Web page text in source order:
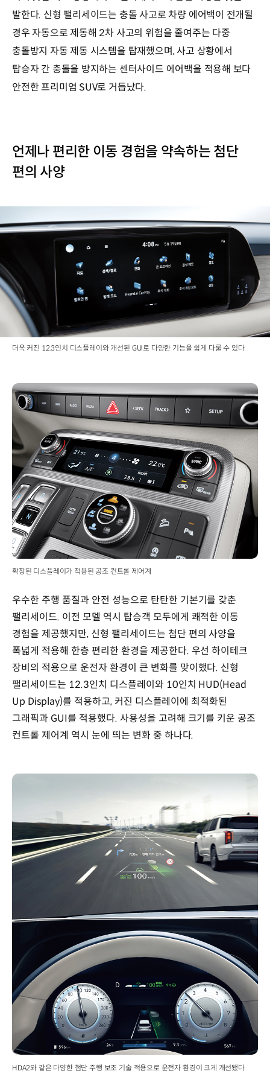
발한다. 신형 팰리세이드는 충돌 사고로 차량 에어백이 전개될
경우 자동으로 제동해 2차 사고의 위험을 줄여주는 다중
충돌방지 자동 제동 시스템을 탑재했으며, 사고 상황에서
탑승자 간 충돌을 방지하는 센터사이드 에어백을 적용해 보다
안전한 프리미엄 SUV로 거듭났다.
언제나 편리한 이동 경험을 약속하는 첨단
편의 사양
더욱 커진 12.3인치 디스플레이와 개선된 GUI로 다양한 기능을 쉽게 다룰 수 있다
확장된 디스플레이가 적용된 공조 컨트롤 제어계
우수한 주행 품질과 안전 성능으로 탄탄한 기본기를 갖춘
팰리세이드. 이전 모델 역시 탑승객 모두에게 쾌적한 이동
경험을 제공했지만, 신형 팰리세이드는 첨단 편의 사양을
폭넓게 적용해 한층 편리한 환경을 제공한다. 우선 하이테크
장비의 적용으로 운전자 환경이 큰 변화를 맞이했다. 신형
팰리세이드는 12.3인치 디스플레이와 10인치 HUD(Head
Up Display)를 적용하고, 커진 디스플레이에 최적화된
그래픽과 GUI를 적용했다. 사용성을 고려해 크기를 키운 공조
컨트롤 제어계 역시 눈에 띄는 변화 중 하나다.
HDA2와 같은 다양한 첨단 주행 보조 기술 적용으로 운전자 환경이 크게 개선됐다